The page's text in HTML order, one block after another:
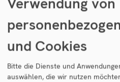
Verkaufsprojekten
sich gerne zu
Herr Frau
und Cookies
Bitte die Dienste und
auswählen, die wir nutzen